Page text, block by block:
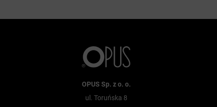
OPUS Sp. z o. o.
ul. Toruńska 8